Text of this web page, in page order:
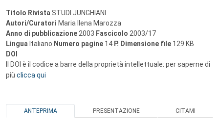
Titolo Rivista STUDI JUNGHIANI
Autori/Curatori Maria Ilena Marozza
Anno di pubblicazione 2003 Fascicolo 2003/17
Lingua Italiano Numero pagine 14 P. Dimensione file 129 KB
DOI
Il DOI è il codice a barre della proprietà intellettuale: per saperne di
più clicca qui
ANTEPRIMA PRESENTAZIONE CITAMI